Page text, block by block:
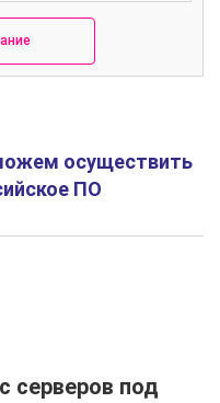
осуществить
ПО
серверов под